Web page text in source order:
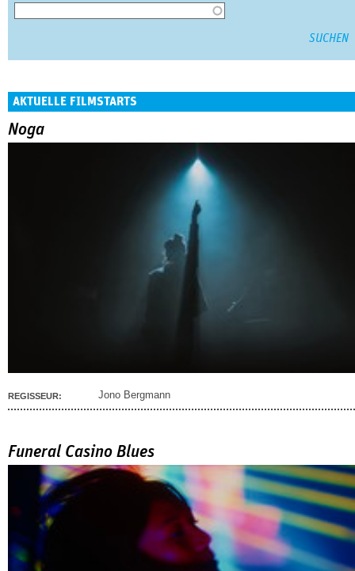
AKTUELLE FILMSTARTS
Noga
REGISSEUR: Jono Bergmann
Funeral Casino Blues